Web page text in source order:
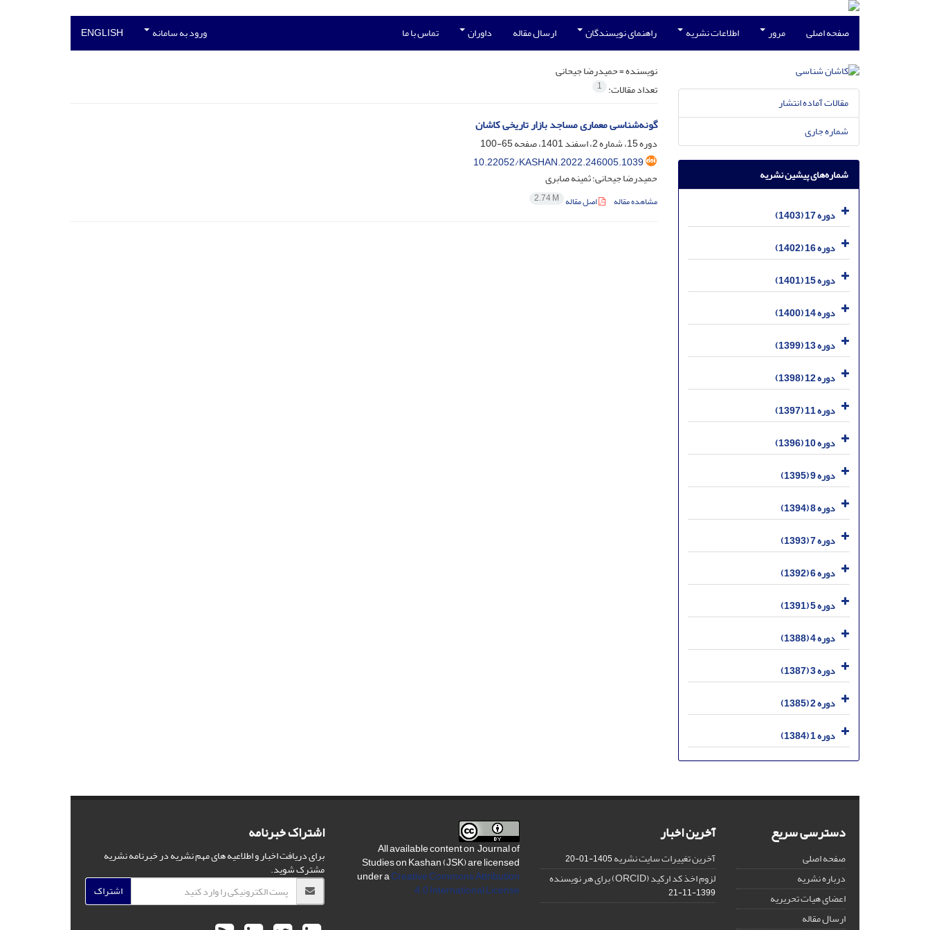
صفحه اصلی مرور اطلاعات نشریه راهنمای نویسندگان ارسال مقاله داوران تماس با ما ورود به سامانه ENGLISH
نویسنده =حمیدرضا جیحانی
تعداد مقالات: 1
گونه‌شناسی معماری مساجد بازار تاریخی کاشان
دوره 15، شماره 2، اسفند 1401، صفحه
65-100
10.22052/KASHAN.2022.246005.1039
حمیدرضا جیحانی؛ ثمینه صابری
مشاهده مقاله اصل مقاله 2.74 M
مقالات آماده انتشار
شماره جاری
شماره‌های پیشین نشریه
دوره 17 (1403)
دوره 16 (1402)
دوره 15 (1401)
دوره 14 (1400)
دوره 13 (1399)
دوره 12 (1398)
دوره 11 (1397)
دوره 10 (1396)
دوره 9 (1395)
دوره 8 (1394)
دوره 7 (1393)
دوره 6 (1392)
دوره 5 (1391)
دوره 4 (1388)
دوره 3 (1387)
دوره 2 (1385)
دوره 1 (1384)
دسترسی سریع
صفحه اصلی
درباره نشریه
اعضای هیات تحریریه
ارسال مقاله
آخرین اخبار
آخرین تغییرات سایت نشریه1405-01-20
لزوم اخذ کد ارکید (ORCID) برای هر نویسنده
1399-11-21
All available content on Journal of
Studies on Kashan (JSK) are licensed
under aCreative Commons Attribution
4.0 International License
اشتراک خبرنامه
برای دریافت اخبار و اطلاعیه های مهم نشریه در خبرنامه نشریه
مشترک شوید.
اشتراک